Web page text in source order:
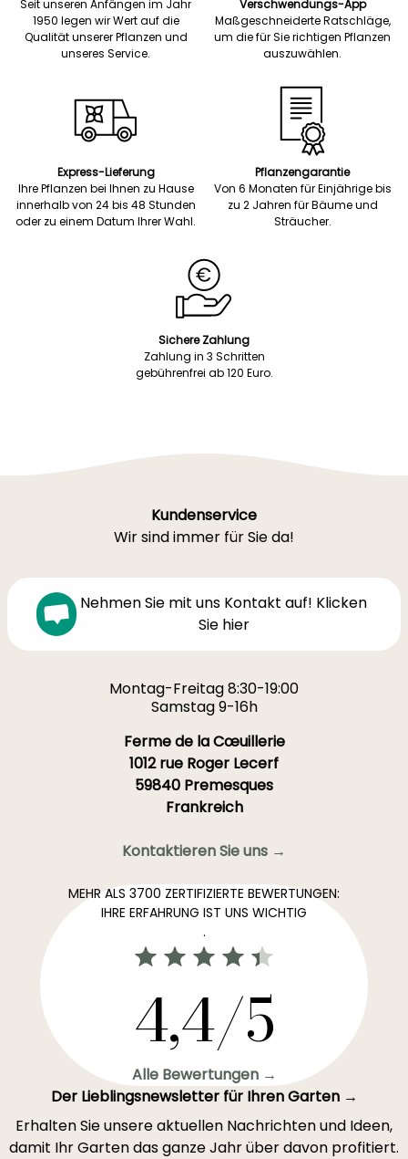
Seit unseren Anfängen im Jahr
1950 legen wir Wert auf die
Qualität unserer Pflanzen und
unseres Service.
Verschwendungs-App
Maßgeschneiderte Ratschläge,
um die für Sie richtigen Pflanzen
auszuwählen.
Express-Lieferung
Ihre Pflanzen bei Ihnen zu Hause
innerhalb von 24 bis 48 Stunden
oder zu einem Datum Ihrer Wahl.
Pflanzengarantie
Von 6 Monaten für Einjährige bis
zu 2 Jahren für Bäume und
Sträucher.
Sichere Zahlung
Zahlung in 3 Schritten
gebührenfrei ab 120 Euro.
Kundenservice
Wir sind immer für Sie da!
Nehmen Sie mit uns Kontakt auf! Klicken
Sie hier
Montag-Freitag 8:30-19:00
Samstag 9-16h
Ferme de la Cœuillerie
1012 rue Roger Lecerf
59840 Premesques
Frankreich
Kontaktieren Sie uns →
MEHR ALS 3700 ZERTIFIZIERTE BEWERTUNGEN:
IHRE ERFAHRUNG IST UNS WICHTIG
.
4,4/5
Alle Bewertungen →
Der Lieblingsnewsletter für Ihren Garten →
Erhalten Sie unsere aktuellen Nachrichten und Ideen,
damit Ihr Garten das ganze Jahr über davon profitiert.